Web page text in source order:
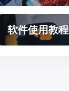
软件使用教程